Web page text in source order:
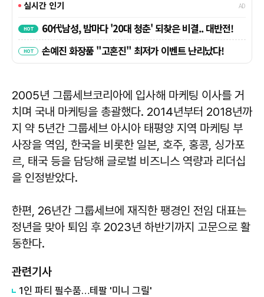
2005년 그룹세브코리아에 입사해 마케팅 이사를 거
치며 국내 마케팅을 총괄했다. 2014년부터 2018년까
지 약 5년간 그룹세브 아시아 태평양 지역 마케팅 부
사장을 역임, 한국을 비롯한 일본, 호주, 홍콩, 싱가포
르, 태국 등을 담당해 글로벌 비즈니스 역량과 리더십
을 인정받았다.
한편, 26년간 그룹세브에 재직한 팽경인 전임 대표는
정년을 맞아 퇴임 후 2023년 하반기까지 고문으로 활
동한다.
관련기사
1인 파티 필수품…테팔 '미니 그릴'